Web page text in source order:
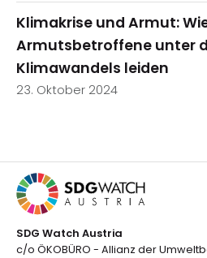
Klimakrise und Armut:
Armutsbetroffene unter
Klimawandels leiden
23. Oktober 2024
SDG Watch Austria
c/o ÖKOBÜRO - Allianz der